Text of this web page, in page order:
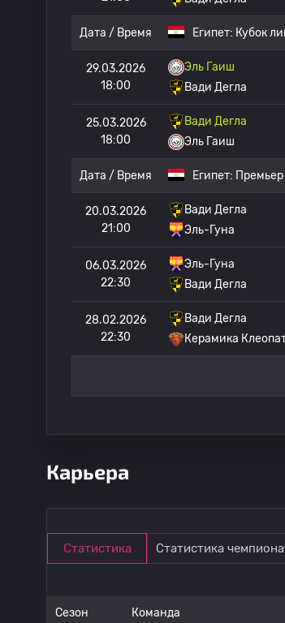
Дата / Время Египет: Кубок
29.03.2026
18:00
Эль Гаиш
Вади Дегла
25.03.2026
18:00
Вади Дегла
Эль Гаиш
Дата / Время Египет:
20.03.2026
21:00
Вади Дегла
Эль-Гуна
06.03.2026
22:30
Эль-Гуна
Вади Дегла
28.02.2026
22:30
Вади Дегла
Керамика
Карьера
Статистика Статистика
Сезон Команда